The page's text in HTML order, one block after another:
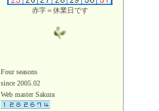
赤字＝休業日です
Four seasons
since 2005.02
Web master Sakura